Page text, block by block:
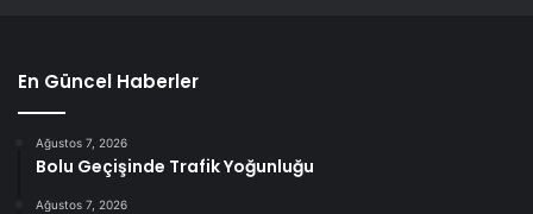
En Güncel Haberler
Ağustos 7, 2026
Bolu Geçişinde Trafik Yoğunluğu
Ağustos 7, 2026